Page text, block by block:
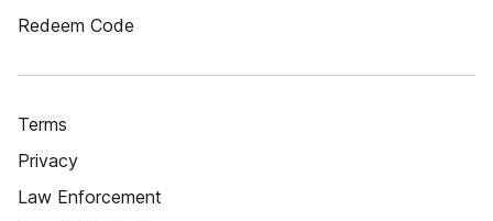
Redeem Code
Terms
Privacy
Law Enforcement